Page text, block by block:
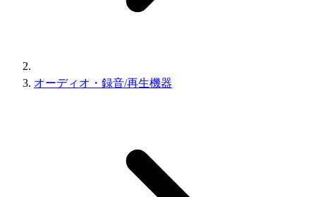
オーディオ・録音/再生機器